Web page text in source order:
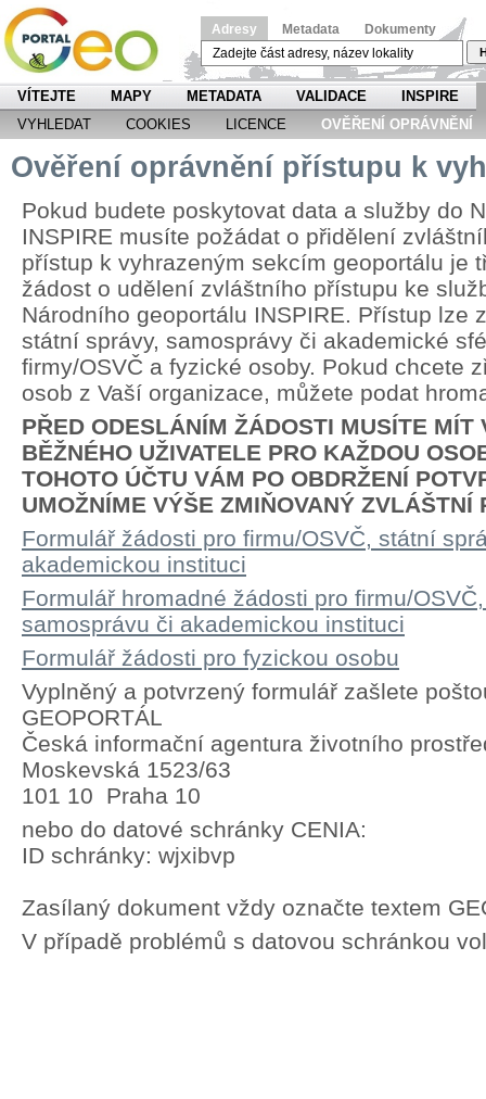
Adresy Metadata Dokumenty
VÍTEJTE MAPY METADATA VALIDACE
INSPIRE
VYHLEDAT
COOKIES LICENCE OVĚŘENÍ OPRÁVNĚNÍ
Ověření oprávnění přístupu k
Pokud budete poskytovat data a služby do
INSPIRE musíte požádat o přidělení
přístup k vyhrazeným sekcím geoportálu je
žádost o udělení zvláštního přístupu ke
Národního geoportálu INSPIRE. Přístup lze
státní správy, samosprávy či akademické
firmy/OSVČ a fyzické osoby. Pokud chcete
osob z Vaší organizace, můžete podat
PŘED ODESLÁNÍM ŽÁDOSTI MUSÍTE MÍT
BĚŽNÉHO UŽIVATELE PRO KAŽDOU
TOHOTO ÚČTU VÁM PO OBDRŽENÍ
UMOŽNÍME VÝŠE ZMIŇOVANÝ ZVLÁŠTNÍ
Formulář žádosti pro firmu/OSVČ, státní
akademickou instituci
Formulář hromadné žádosti pro firmu/
samosprávu či akademickou instituci
Formulář žádosti pro fyzickou osobu
Vyplněný a potvrzený formulář zašlete
GEOPORTÁL
Česká informační agentura životního
Moskevská 1523/63
101 10 Praha 10
nebo do datové schránky CENIA:
ID schránky: wjxibvp
Zasílaný dokument vždy označte textem
V případě problémů s datovou schránkou